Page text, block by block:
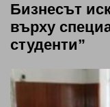
Бизнесът
върху
студенти”